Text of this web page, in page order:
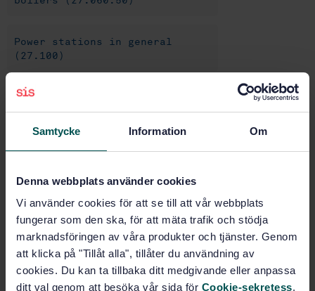
Samtycke Information Om
Denna webbplats använder cookies
Vi använder cookies för att se till att vår webbplats
fungerar som den ska, för att mäta trafik och stödja
marknadsföringen av våra produkter och tjänster. Genom
att klicka på "Tillåt alla", tillåter du användning av
cookies. Du kan ta tillbaka ditt medgivande eller anpassa
ditt val genom att besöka vår sida för Cookie-sekretess.
Power stations in general
(27.100)
Buy this standard
Shell boilers - Part 13: Operating instructions
Subscribe on standards - Read more
PDF
Add to cart